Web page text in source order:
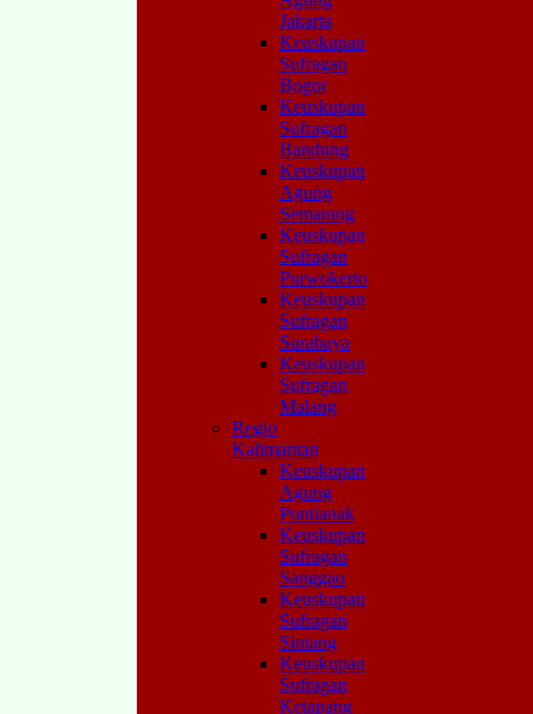
Jakarta
Keuskupan
Sufragan
Bogor
Keuskupan
Sufragan
Bandung
Keuskupan
Agung
Semarang
Keuskupan
Sufragan
Purwokerto
Keuskupan
Sufragan
Surabaya
Keuskupan
Sufragan
Malang
Regio
Kalimantan
Keuskupan
Agung
Pontianak
Keuskupan
Sufragan
Sanggau
Keuskupan
Sufragan
Sintang
Keuskupan
Sufragan
Ketapang